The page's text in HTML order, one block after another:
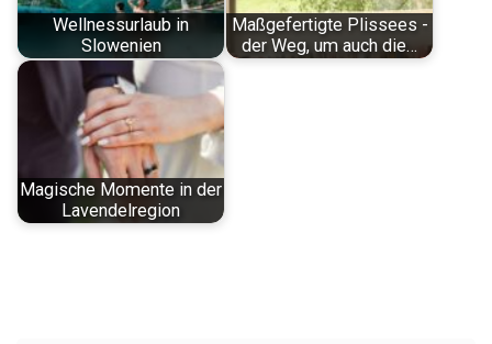
Wellnessurlaub in
Slowenien
Maßgefertigte Plissees -
der Weg, um auch die…
Magische Momente in der
Lavendelregion